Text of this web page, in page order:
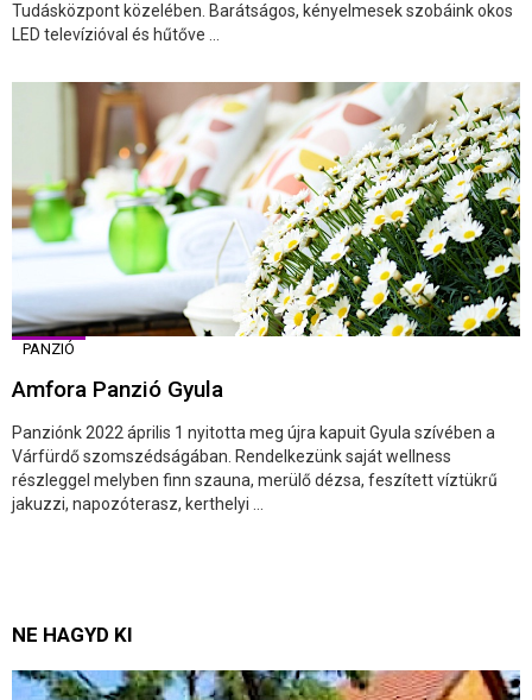
Tudásközpont közelében. Barátságos, kényelmesek szobáink okos
LED televízióval és hűtőve ...
PANZIÓ
Amfora Panzió Gyula
Panziónk 2022 április 1 nyitotta meg újra kapuit Gyula szívében a
Várfürdő szomszédságában. Rendelkezünk saját wellness
részleggel melyben finn szauna, merülő dézsa, feszített víztükrű
jakuzzi, napozóterasz, kerthelyi ...
NE HAGYD KI